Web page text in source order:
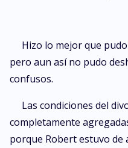
Hizo lo mejor que
pero aun así no pudo
confusos.
Las condiciones del
completamente
porque Robert estuvo de